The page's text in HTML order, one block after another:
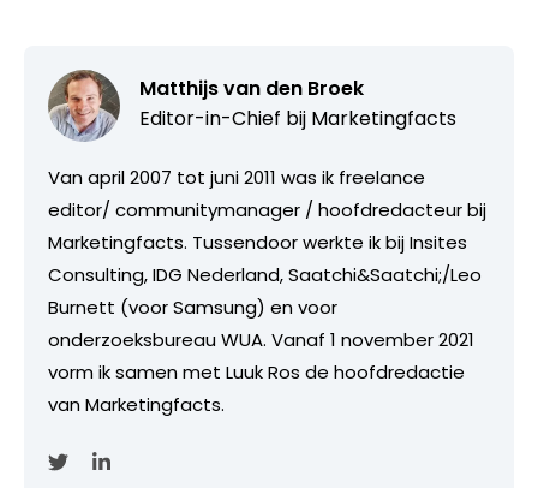
Matthijs van den Broek
Editor-in-Chief bij Marketingfacts
Van april 2007 tot juni 2011 was ik freelance
editor/ communitymanager / hoofdredacteur bij
Marketingfacts. Tussendoor werkte ik bij Insites
Consulting, IDG Nederland, Saatchi&Saatchi;/Leo
Burnett (voor Samsung) en voor
onderzoeksbureau WUA. Vanaf 1 november 2021
vorm ik samen met Luuk Ros de hoofdredactie
van Marketingfacts.